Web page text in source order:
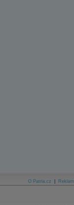
Databanka - Ceny
O Patria.cz